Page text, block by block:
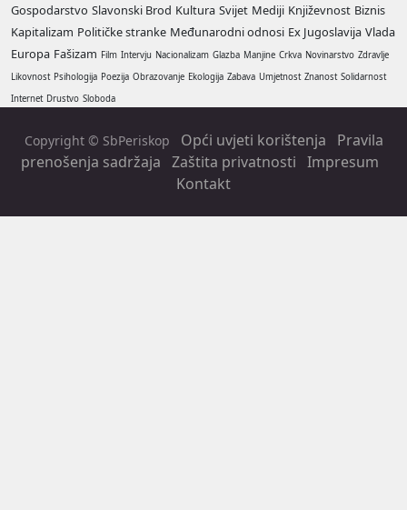
Gospodarstvo Slavonski Brod Kultura Svijet Mediji Književnost Biznis
Kapitalizam Političke stranke Međunarodni odnosi Ex Jugoslavija Vlada
Europa Fašizam Film Intervju Nacionalizam Glazba Manjine Crkva Novinarstvo Zdravlje
Likovnost Psihologija Poezija Obrazovanje Ekologija Zabava Umjetnost Znanost Solidarnost
Internet Drustvo Sloboda
Copyright © SbPeriskop Opći uvjeti korištenja
Pravila
prenošenja sadržaja Zaštita privatnosti Impresum
Kontakt